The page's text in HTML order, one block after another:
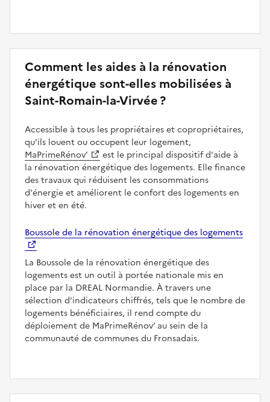
Comment les aides à la rénovation
énergétique sont-elles mobilisées à
Saint-Romain-la-Virvée ?
Accessible à tous les propriétaires et copropriétaires,
qu'ils louent ou occupent leur logement,
MaPrimeRénov’
est le principal dispositif d'aide à
la rénovation énergétique des logements. Elle finance
des travaux qui réduisent les consommations
d'énergie et améliorent le confort des logements en
hiver et en été.
Boussole de la rénovation énergétique des logements
La Boussole de la rénovation énergétique des
logements est un outil à portée nationale mis en
place par la DREAL Normandie. À travers une
sélection d'indicateurs chiffrés, tels que le nombre de
logements bénéficiaires, il rend compte du
déploiement de MaPrimeRénov’ au sein de la
communauté de communes du Fronsadais.